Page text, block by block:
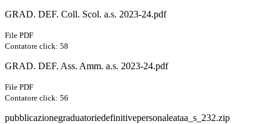
GRAD. DEF. Coll. Scol. a.s. 2023-24.pdf
File PDF
Contatore click: 58
GRAD. DEF. Ass. Amm. a.s. 2023-24.pdf
File PDF
Contatore click: 56
pubblicazionegraduatoriedefinitivepersonaleataa_s_232.zip